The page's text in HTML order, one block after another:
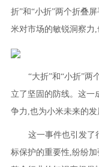
折”和“小折”两个折叠
米对市场的敏锐洞察力,
“大折”和“小折”两
立了坚固的防线。这一
争力,也为小米未来的发
这一事件也引发了
标保护的重要性,纷纷